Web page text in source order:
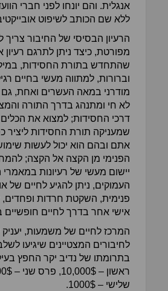
אנגלית. והם יונחו לפני חברי
ללא שם הכותב לשיפוט
הרעיון הבסיסי של החיבור צריך
מפורטת, כיצד ניתן לתרגם רעיון
שהתחדש בתורת החסידות,
וברורות, למתווה מעשי בחיים
מודרני במאה העשרים ואחת, גם
לא חי ומתנהג בדרך התורה
דרכי החסידות; למצוא את
שמעניקה תורת החסידות ליציר
אתם ובהם הוא יכול לעשות
הפנימי מן הקצה אל הקצה;
יישום מעשי של רעיונות
העמוקים, ניתן להגיע לחיים של
פנימית, השקטת חרדות ופחדים,
אישי אחר בדרך לחיים
המרכז לחיים של משמעות,
לחיבורים המצטיינים שיגיעו
בתרומתו של נדיב יקר החפץ
שלישי – 1000$.